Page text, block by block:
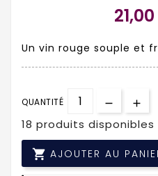
Un vin rouge souple et
QUANTITÉ
18 produits disponibles
 AJOUTER AU